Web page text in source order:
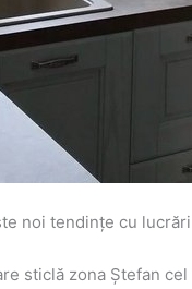
noi tendințe cu
sticlă zona Ștefan cel